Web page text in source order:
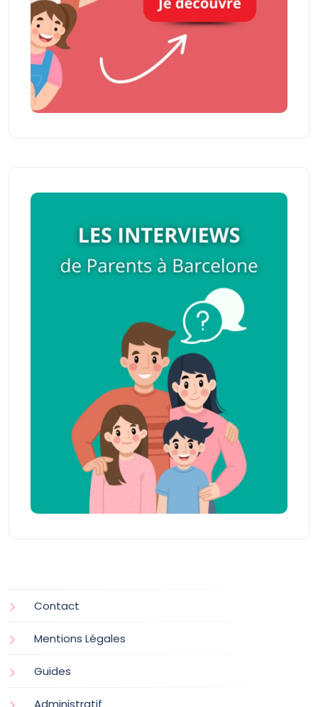
Contact
Mentions Légales
Guides
Administratif